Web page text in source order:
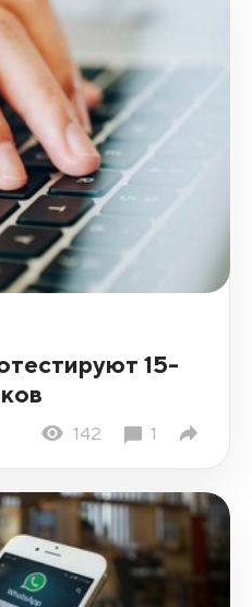
15-
142 1